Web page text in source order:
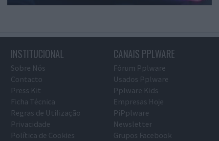
INSTITUCIONAL
Sobre Nós
Contacto
Press Kit
Ficha Técnica
Regras de Utilização
Privacidade
Política de Cookies
CANAIS PPLWARE
Fórum Pplware
Usados Pplware
Pplware Kids
Empresas Hoje
PiPplware
Newsletter
Grupos Facebook